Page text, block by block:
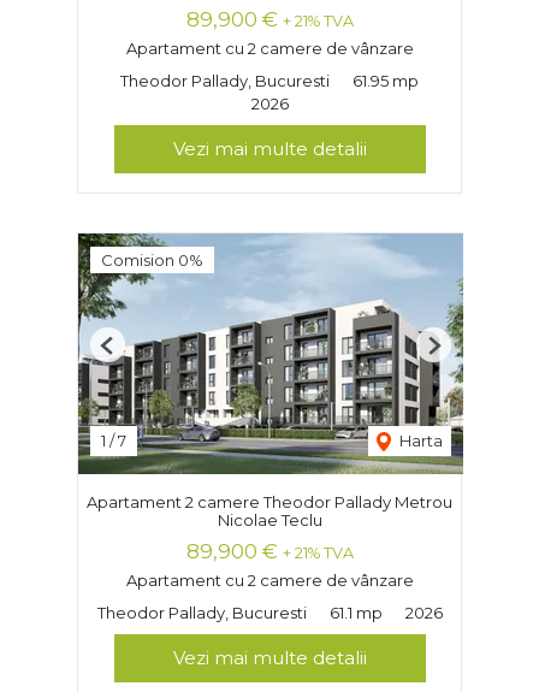
89,900 € + 21% TVA
Apartament cu 2 camere de vânzare
Theodor Pallady, Bucuresti
61.95 mp
2026
Vezi mai multe detalii
Comision 0%
1 /7 Harta
Previous Next
Apartament 2 camere Theodor Pallady Metrou
Nicolae Teclu
89,900 € + 21% TVA
Apartament cu 2 camere de vânzare
Theodor Pallady, Bucuresti
61.1 mp 2026
Vezi mai multe detalii